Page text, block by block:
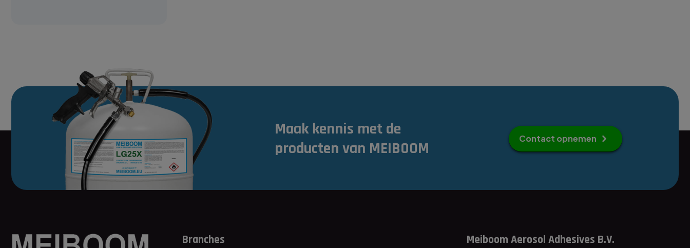
Maak kennis met de
producten van MEIBOOM
Contact opnemen
Branches Meiboom Aerosol Adhesives B.V.